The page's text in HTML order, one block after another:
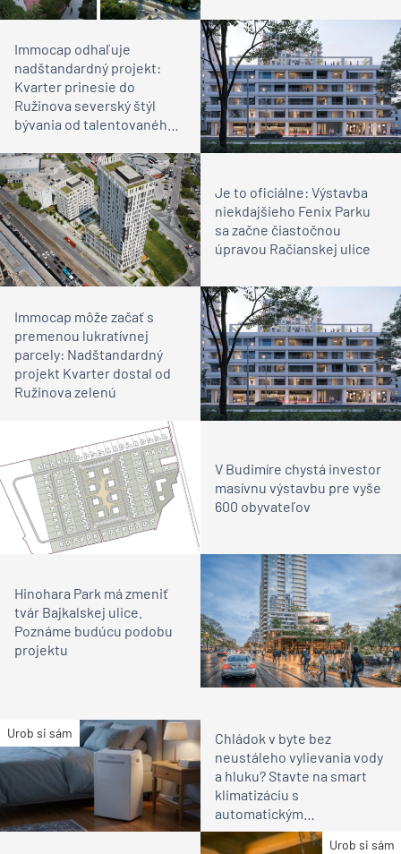
Immocap odhaľuje
nadštandardný projekt:
Kvarter prinesie do
Ružinova severský štýl
bývania od talentovaného
Je to oficiálne: Výstavba
niekdajšieho Fenix Parku
sa začne čiastočnou
úpravou Račianskej ulice
Immocap môže začať s
premenou lukratívnej
parcely: Nadštandardný
projekt Kvarter dostal od
Ružinova zelenú
V Budimíre chystá investor
masívnu výstavbu pre vyše
600 obyvateľov
Hinohara Park má zmeniť
tvár Bajkalskej ulice.
Poznáme budúcu podobu
projektu
Urob si sám
Chládok v byte bez
neustáleho vylievania vody
a hluku? Stavte na smart
klimatizáciu s
automatickým
odparovaním
Urob si sám